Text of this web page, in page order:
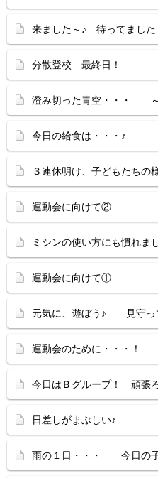
来ました～♪ 待ってまし
分散登校 最終日！
澄み切った青空・・・ ～
今日の給食は・・・♪
３連休明け、子どもたちの
運動会に向けて②
ミシンの使い方にも慣れ
運動会に向けて①
元気に、遊ぼう♪ 見守っ
運動会のために・・・！
今日はＢグループ！ 頑張ろ
日差しがまぶしい♪
雨の１日・・・ 今日の子